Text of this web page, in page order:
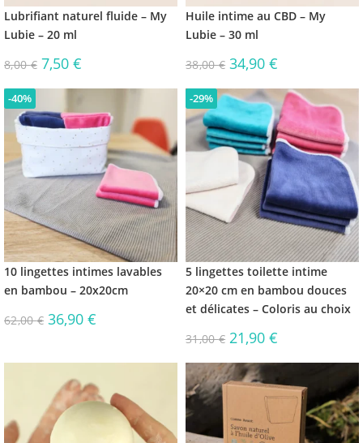
Lubrifiant naturel fluide – My
Lubie – 20 ml
8,00€ 7,50 €
Huile intime au CBD – My
Lubie – 30 ml
38,00€ 34,90€
-40%
10 lingettes intimes lavables
en bambou – 20x20cm
62,00€ 36,90€
-29%
5 lingettes toilette intime
20×20 cm en bambou douces
et délicates – Coloris au choix
31,00€ 21,90€